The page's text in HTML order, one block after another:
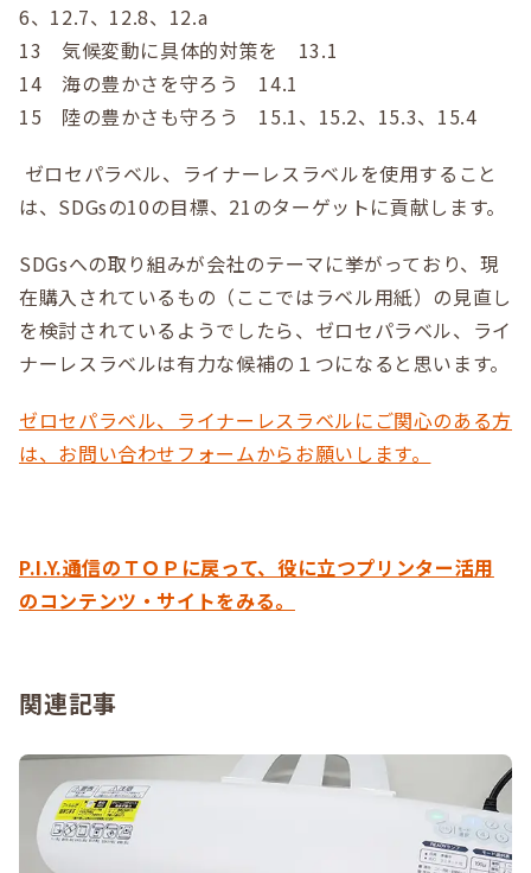
6、12.7、12.8、12.a
13 気候変動に具体的対策を 13.1
14 海の豊かさを守ろう 14.1
15 陸の豊かさも守ろう 15.1、15.2、15.3、15.4
ゼロセパラベル、ライナーレスラベルを使用すること
は、SDGsの10の目標、21のターゲットに貢献します。
SDGsへの取り組みが会社のテーマに挙がっており、現
在購入されているもの（ここではラベル用紙）の見直し
を検討されているようでしたら、ゼロセパラベル、ライ
ナーレスラベルは有力な候補の１つになると思います。
ゼロセパラベル、ライナーレスラベルにご関心のある方
は、お問い合わせフォームからお願いします。
P.I.Y.通信のＴＯＰに戻って、役に立つプリンター活用
のコンテンツ・サイトをみる。
関連記事